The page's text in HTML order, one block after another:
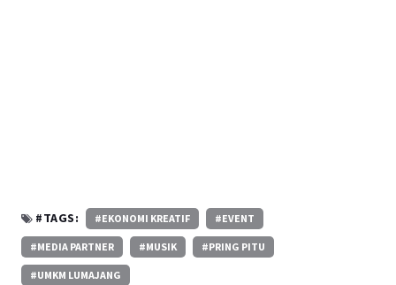
#TAGS: #EKONOMI KREATIF #EVENT
#MEDIA PARTNER #MUSIK #PRING PITU
#UMKM LUMAJANG